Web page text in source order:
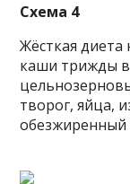
Схема 4
Жёсткая диета
каши трижды
творог, яйца,
обезжиренный